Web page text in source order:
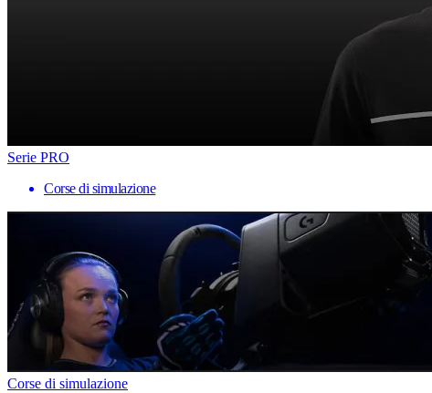
Serie PRO
Corse di simulazione
Corse di simulazione